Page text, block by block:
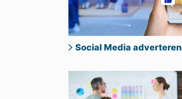
Social Media adverteren